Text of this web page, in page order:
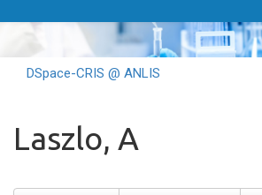
DSpace-CRIS @ ANLIS
Laszlo, A